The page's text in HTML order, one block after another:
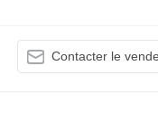
Contacter le